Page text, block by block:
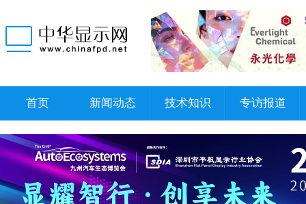
首页 新闻动态 技术知识 专访报道